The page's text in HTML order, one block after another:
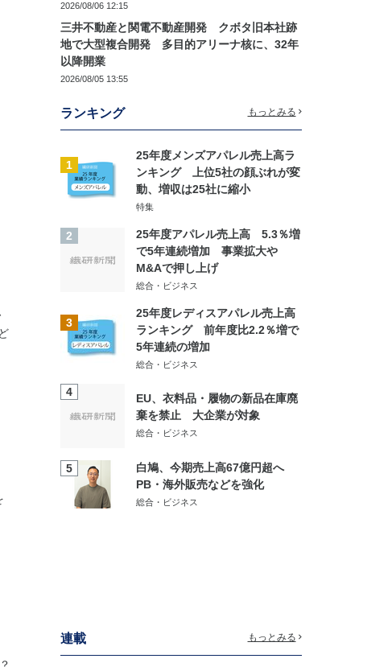
2026/08/06 12:15
三井不動産と関電不動産開発 クボタ旧本社跡
地で大型複合開発 多目的アリーナ核に、32年
以降開業
2026/08/05 13:55
ランキング もっとみる
1
25年度メンズアパレル売上高ラ
ンキング 上位5社の顔ぶれが変
動、増収は25社に縮小
特集
2
25年度アパレル売上高 5.3％増
で5年連続増加 事業拡大や
M&Aで押し上げ
総合・ビジネス
3
25年度レディスアパレル売上高
ランキング 前年度比2.2％増で
5年連続の増加
総合・ビジネス
4
EU、衣料品・履物の新品在庫廃
棄を禁止 大企業が対象
総合・ビジネス
5
白鳩、今期売上高67億円超へ
PB・海外販売などを強化
総合・ビジネス
連載 もっとみる